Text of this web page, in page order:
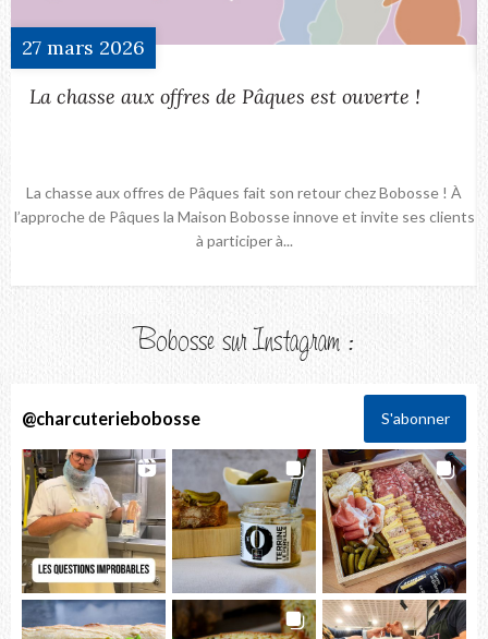
27mars 2026
La chasse aux offres de Pâques est ouverte !
La chasse aux offres de Pâques fait son retour chez Bobosse ! À
l’approche de Pâques la Maison Bobosse innove et invite ses clients
à participer à...
Bobosse sur Instagram :
@charcuteriebobosse S'abonner